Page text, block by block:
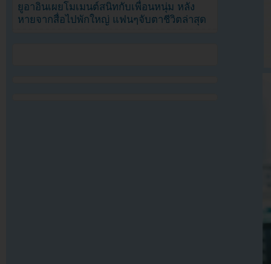
ยูอาอินเผยโมเมนต์สนิทกับเพื่อนหนุ่ม หลัง
หายจากสื่อไปพักใหญ่ แฟนๆจับตาชีวิตล่าสุด